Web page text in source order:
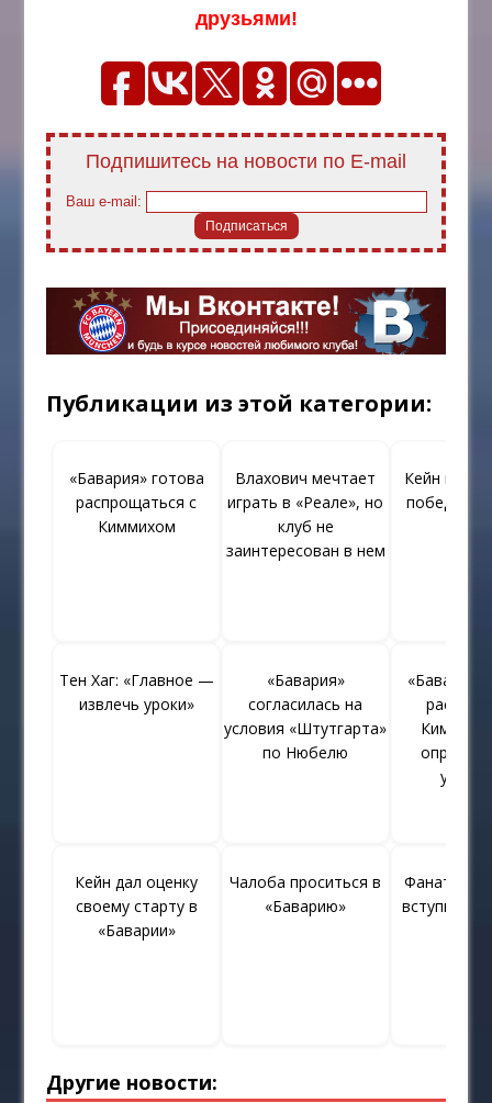
друзьями!
Подпишитесь на новости по E-mail
Ваш e-mail:
Публикации из этой категории:
«Бавария» готова
распрощаться с
Киммихом
Влахович мечтает
играть в «Реале», но
клуб не
заинтересован в нем
Кейн
победе
Тен Хаг: «Главное —
извлечь уроки»
«Бавария»
согласилась на
условия «Штутгарта»
по Нюбелю
«Бавария»
Кейн дал оценку
своему старту в
«Баварии»
Чалоба проситься в
«Баварию»
Фанаты
вступили
Другие новости: